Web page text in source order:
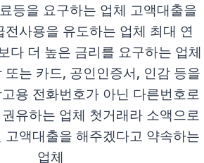
등을 요구하는 업체 고액대출을
사용을 유도하는 업체 최대 연
다 더 높은 금리를 요구하는 업체
는 카드, 공인인증서, 인감 등을
용 전화번호가 아닌 다른번호로
유하는 업체 첫거래라 소액으로
액대출을 해주겠다고 약속하는